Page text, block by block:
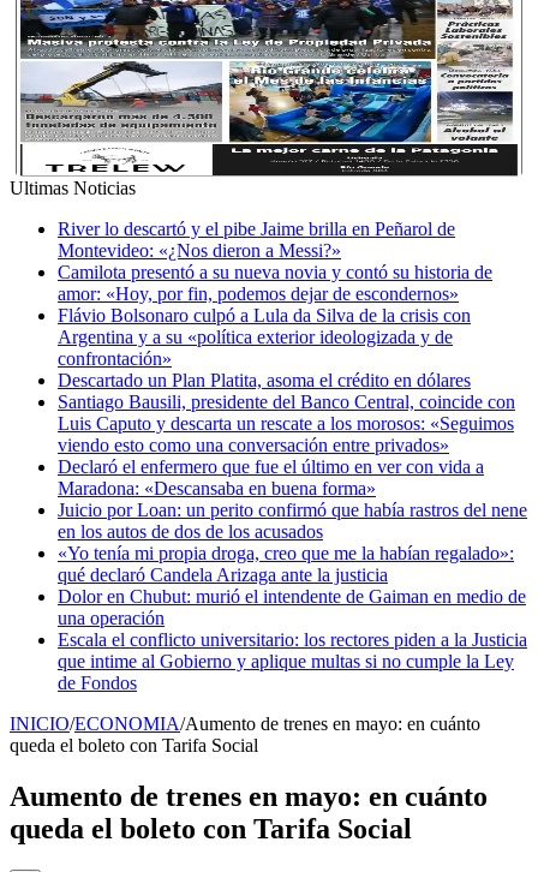
Ultimas Noticias
River lo descartó y el pibe Jaime brilla en Peñarol de
Montevideo: «¿Nos dieron a Messi?»
Camilota presentó a su nueva novia y contó su historia de
amor: «Hoy, por fin, podemos dejar de escondernos»
Flávio Bolsonaro culpó a Lula da Silva de la crisis con
Argentina y a su «política exterior ideologizada y de
confrontación»
Descartado un Plan Platita, asoma el crédito en dólares
Santiago Bausili, presidente del Banco Central, coincide con
Luis Caputo y descarta un rescate a los morosos: «Seguimos
viendo esto como una conversación entre privados»
Declaró el enfermero que fue el último en ver con vida a
Maradona: «Descansaba en buena forma»
Juicio por Loan: un perito confirmó que había rastros del nene
en los autos de dos de los acusados
«Yo tenía mi propia droga, creo que me la habían regalado»:
qué declaró Candela Arizaga ante la justicia
Dolor en Chubut: murió el intendente de Gaiman en medio de
una operación
Escala el conflicto universitario: los rectores piden a la Justicia
que intime al Gobierno y aplique multas si no cumple la Ley
de Fondos
INICIO/ECONOMIA/Aumento de trenes en mayo: en cuánto
queda el boleto con Tarifa Social
Aumento de trenes en mayo: en cuánto
queda el boleto con Tarifa Social